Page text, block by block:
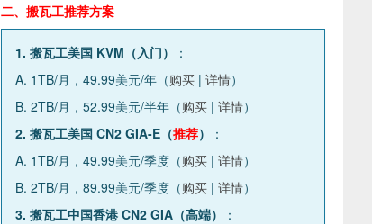
二、搬瓦工推荐方案
1. 搬瓦工美国 KVM（入门）
：
A. 1TB/月，49.99美元/年（购买 | 详情）
B. 2TB/月，52.99美元/半年（购买 | 详情）
2. 搬瓦工美国 CN2 GIA-E（推荐）
：
A. 1TB/月，49.99美元/季度（购买 | 详情）
B. 2TB/月，89.99美元/季度（购买 | 详情）
3. 搬瓦工中国香港 CN2 GIA（高端）
：